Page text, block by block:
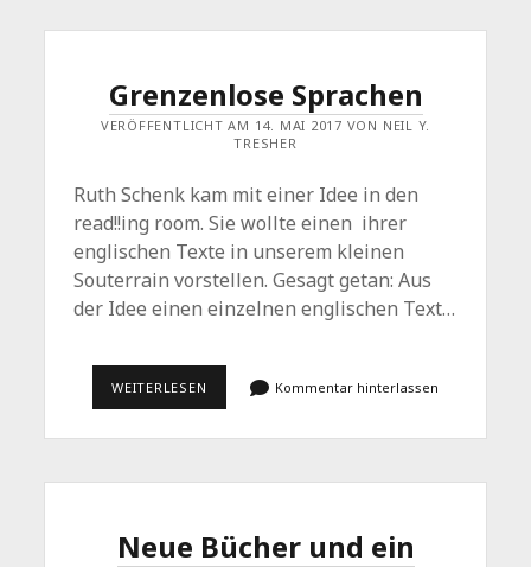
Grenzenlose Sprachen
VERÖFFENTLICHT AM 14. MAI 2017 VON NEIL Y.
TRESHER
Ruth Schenk kam mit einer Idee in den
read!!ing room. Sie wollte einen ihrer
englischen Texte in unserem kleinen
Souterrain vorstellen. Gesagt getan: Aus
der Idee einen einzelnen englischen Text…
WEITERLESEN GRENZENLOSEKommentar hinterlassen
Neue Bücher und ein